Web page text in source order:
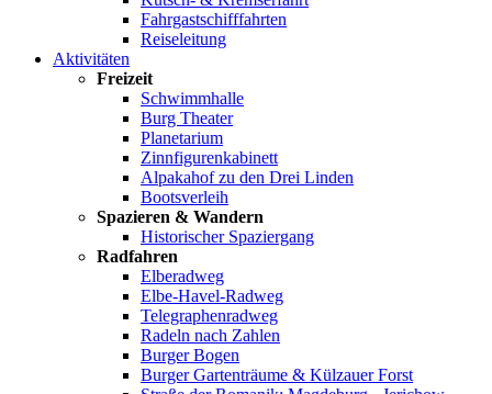
Fahrgastschifffahrten
Reiseleitung
Aktivitäten
Freizeit
Schwimmhalle
Burg Theater
Planetarium
Zinnfigurenkabinett
Alpakahof zu den Drei Linden
Bootsverleih
Spazieren & Wandern
Historischer Spaziergang
Radfahren
Elberadweg
Elbe-Havel-Radweg
Telegraphenradweg
Radeln nach Zahlen
Burger Bogen
Burger Gartenträume & Külzauer Forst